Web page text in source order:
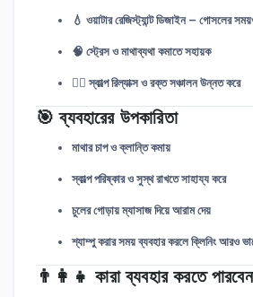
💧 ওয়াটার রেজিস্ট্যান্ট ডিজাইন– গোসলের সময়ও
🧠 স্ট্রেস ও মাথাব্যথা কমাতে সহায়ক
💆‍♂️স্কাল্প রিল্যাক্স ও রক্ত সঞ্চালন উন্নত করে
🎯 ব্যবহারের উপকারিতা
মাথার চাপ ও ক্লান্তি কমায়
স্কাল্প পরিষ্কার ও সুস্থ রাখতে সাহায্য করে
চুলের গোড়ায় ম্যাসাজ দিয়ে আরাম দেয়
শ্যাম্পু করার সময় ব্যবহার করলে ক্লিনিং আরও
👨‍👩‍👧 কারা ব্যবহার করতে পারবেন